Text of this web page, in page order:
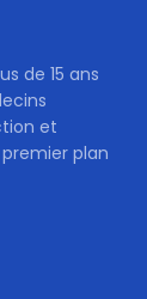
de 15 ans
et
plan